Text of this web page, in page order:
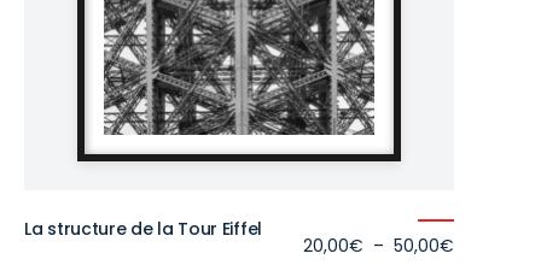
La structure de la Tour Eiffel
20,00€ – 50,00€Plage